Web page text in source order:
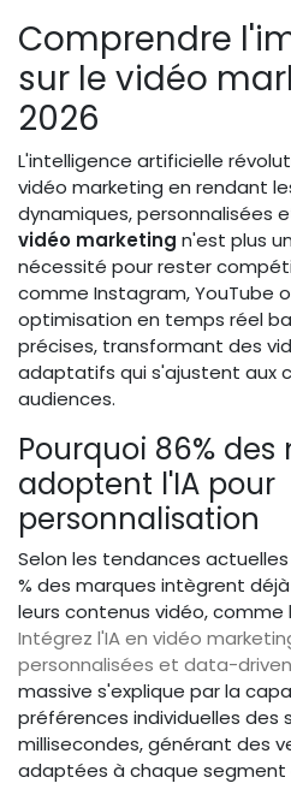
Comprendre
sur le vidéo
2026
L'intelligence artificielle
vidéo marketing en rendant
dynamiques, personnalisées
vidéo marketing n'est plus
nécessité pour rester
comme Instagram, YouTube
optimisation en temps réel
précises, transformant des
adaptatifs qui s'ajustent aux
audiences.
Pourquoi 86%
adoptent l'IA pour
personnalisation
Selon les tendances
% des marques intègrent
leurs contenus vidéo, comme
Intégrez l'IA en vidéo
personnalisées et data-driven
massive s'explique par la
préférences individuelles
millisecondes, générant des
adaptées à chaque segment